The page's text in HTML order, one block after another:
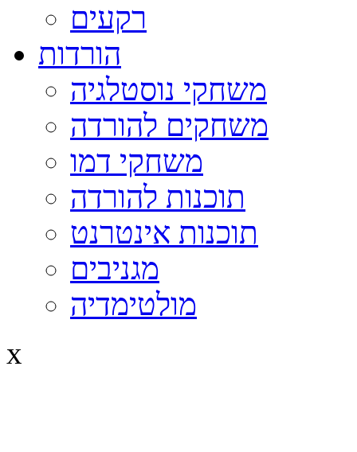
רקעים
הורדות
משחקי נוסטלגיה
משחקים להורדה
משחקי דמו
תוכנות להורדה
תוכנות אינטרנט
מגניבים
מולטימדיה
x